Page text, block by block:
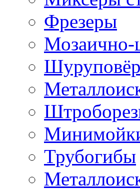
Фрезеры
Трубогибы